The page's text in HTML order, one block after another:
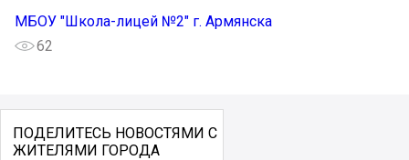
МБОУ "Школа-лицей №2" г. Армянска
62
ПОДЕЛИТЕСЬ НОВОСТЯМИ С
ЖИТЕЛЯМИ ГОРОДА